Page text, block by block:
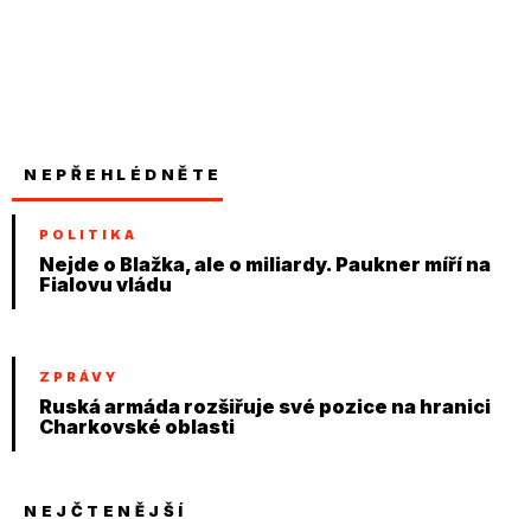
NEPŘEHLÉDNĚTE
POLITIKA
Nejde o Blažka, ale o miliardy. Paukner míří na
Fialovu vládu
ZPRÁVY
Ruská armáda rozšiřuje své pozice na hranici
Charkovské oblasti
NEJČTENĚJŠÍ